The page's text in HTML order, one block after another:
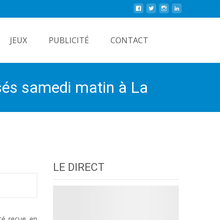
JEUX PUBLICITÉ CONTACT
samedi matin à La
LE DIRECT